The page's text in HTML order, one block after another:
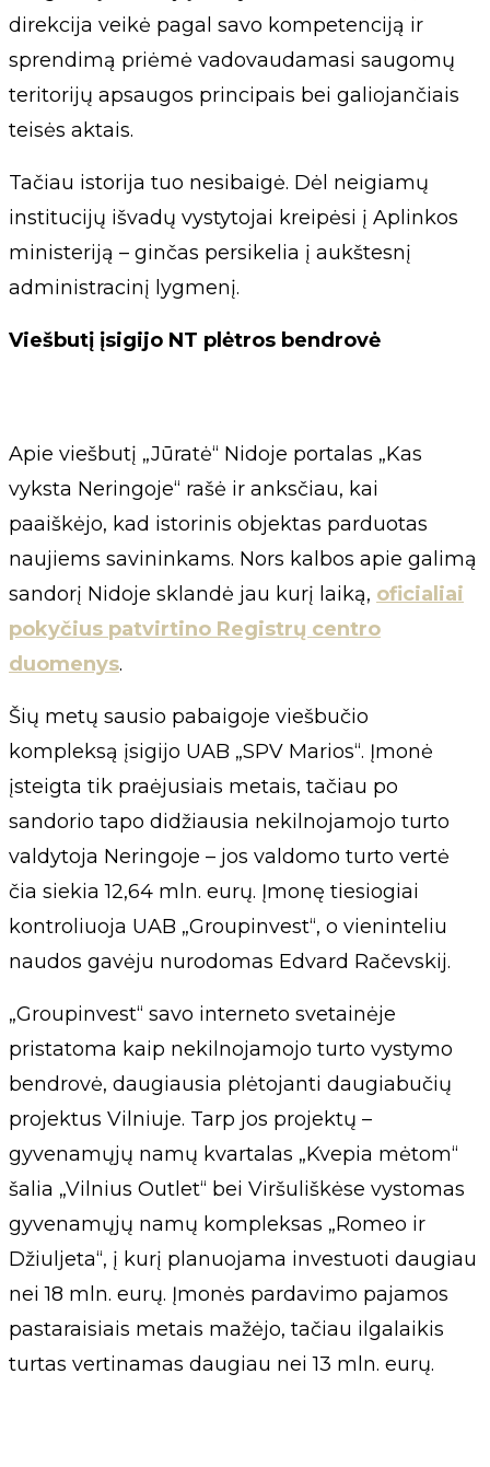
direkcija veikė pagal savo kompetenciją ir
sprendimą priėmė vadovaudamasi saugomų
teritorijų apsaugos principais bei galiojančiais
teisės aktais.
Tačiau istorija tuo nesibaigė. Dėl neigiamų
institucijų išvadų vystytojai kreipėsi į Aplinkos
ministeriją – ginčas persikelia į aukštesnį
administracinį lygmenį.
Viešbutį įsigijo NT plėtros bendrovė
Apie viešbutį „Jūratė“ Nidoje portalas „Kas
vyksta Neringoje“ rašė ir anksčiau, kai
paaiškėjo, kad istorinis objektas parduotas
naujiems savininkams. Nors kalbos apie galimą
sandorį Nidoje sklandė jau kurį laiką, oficialiai
pokyčius patvirtino Registrų centro
duomenys.
Šių metų sausio pabaigoje viešbučio
kompleksą įsigijo UAB „SPV Marios“. Įmonė
įsteigta tik praėjusiais metais, tačiau po
sandorio tapo didžiausia nekilnojamojo turto
valdytoja Neringoje – jos valdomo turto vertė
čia siekia 12,64 mln. eurų. Įmonę tiesiogiai
kontroliuoja UAB „Groupinvest“, o vieninteliu
naudos gavėju nurodomas Edvard Račevskij.
„Groupinvest“ savo interneto svetainėje
pristatoma kaip nekilnojamojo turto vystymo
bendrovė, daugiausia plėtojanti daugiabučių
projektus Vilniuje. Tarp jos projektų –
gyvenamųjų namų kvartalas „Kvepia mėtom“
šalia „Vilnius Outlet“ bei Viršuliškėse vystomas
gyvenamųjų namų kompleksas „Romeo ir
Džiuljeta“, į kurį planuojama investuoti daugiau
nei 18 mln. eurų. Įmonės pardavimo pajamos
pastaraisiais metais mažėjo, tačiau ilgalaikis
turtas vertinamas daugiau nei 13 mln. eurų.